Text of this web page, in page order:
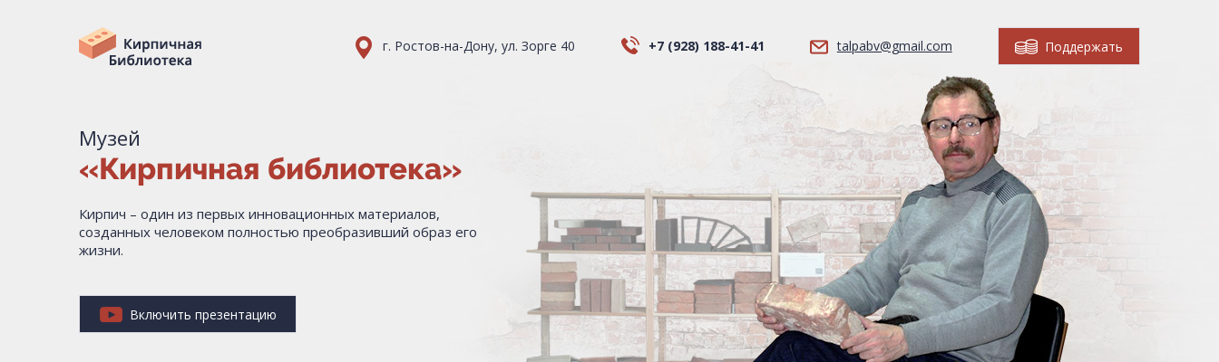
г. Ростов-на-Дону, ул. Зорге 40 +7 (928) 188-41-41 talpabv@gmail.com Поддержать
Музей
«Кирпичная библиотека»
Кирпич – один из первых инновационных материалов,
созданных человеком полностью преобразивший образ его
жизни.
Включить презентацию